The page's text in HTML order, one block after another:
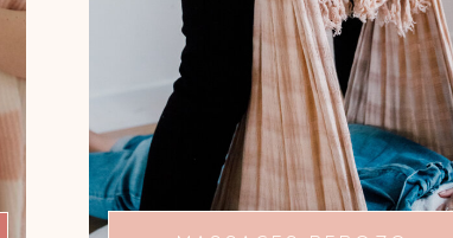
Les massages avec les rebozos sont
autant de moments pour prendre
soin de vous.
Laissez-vous bercer par ces tissus qui
vous permettent de relâcher vos
tensions et de vous détendre.